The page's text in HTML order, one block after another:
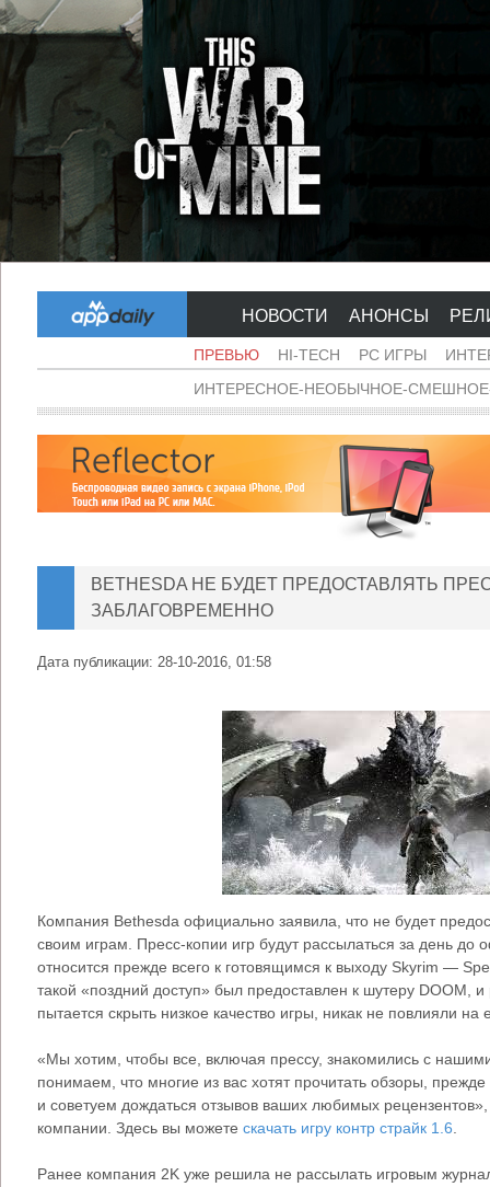
НОВОСТИ АНОНСЫ
ПРЕВЬЮ HI-TECH PC ИГРЫ
ИНТЕРЕСНОЕ-НЕОБЫЧНОЕ-
BETHESDA НЕ БУДЕТ ПРЕДОСТАВЛЯТЬ
ЗАБЛАГОВРЕМЕННО
Дата публикации: 28-10-2016, 01:58
Компания Bethesda официально заявила, что не будет
своим играм. Пресс-копии игр будут рассылаться за день до
относится прежде всего к готовящимся к выходу Skyrim —
такой «поздний доступ» был предоставлен к шутеру DOOM,
пытается скрыть низкое качество игры, никак не повлияли на
«Мы хотим, чтобы все, включая прессу, знакомились с
понимаем, что многие из вас хотят прочитать обзоры,
и советуем дождаться отзывов ваших любимых
компании. Здесь вы можете скачать игру контр страйк 1.6
Ранее компания 2K уже решила не рассылать игровым